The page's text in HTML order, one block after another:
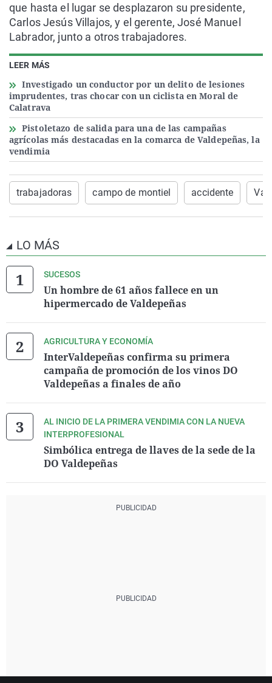
LEER MÁS
Investigado un conductor por un delito de lesiones
imprudentes, tras chocar con un ciclista en Moral de
Calatrava
Pistoletazo de salida para una de las campañas
agrícolas más destacadas en la comarca de Valdepeñas, la
vendimia
que hasta el lugar se desplazaron su presidente,
Carlos Jesús Villajos, y el gerente, José Manuel
Labrador, junto a otros trabajadores.
trabajadoras campo de montiel accidente
LO MÁS
SUCESOS
Un hombre de 61 años fallece en un
hipermercado de Valdepeñas
AGRICULTURA Y ECONOMÍA
InterValdepeñas confirma su primera
campaña de promoción de los vinos DO
Valdepeñas a finales de año
AL INICIO DE LA PRIMERA VENDIMIA CON LA NUEVA
INTERPROFESIONAL
Simbólica entrega de llaves de la sede de la
DO Valdepeñas